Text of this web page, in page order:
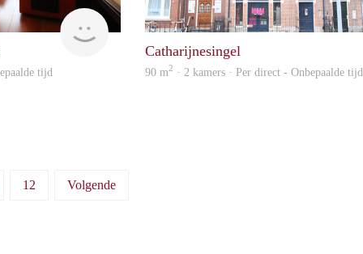
housing
tijd
Catharijnesingel
90 m2 · 2 kamers · Per direct - Onbepaalde tijd
12 Volgende